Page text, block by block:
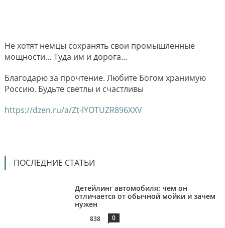
Не хотят немцы сохранять свои промышленные
мощности… Туда им и дорога…
Благодарю за прочтение. Любите Богом хранимую
Россию. Будьте светлы и счастливы
https://dzen.ru/a/Zt-lYOTUZR896XXV
ПОСЛЕДНИЕ СТАТЬИ
Детейлинг автомобиля: чем он
отличается от обычной мойки и зачем
нужен
838 0